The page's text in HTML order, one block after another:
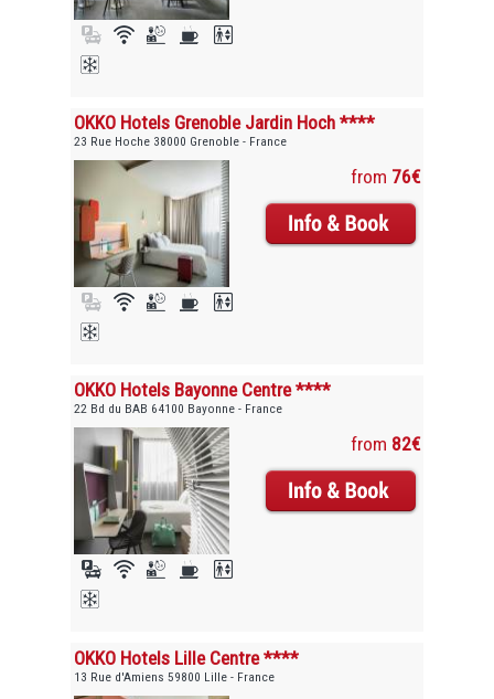
OKKO Hotels Grenoble Jardin Hoch ****
23 Rue Hoche 38000 Grenoble - France
from 76€
OKKO Hotels Bayonne Centre ****
22 Bd du BAB 64100 Bayonne - France
from 82€
OKKO Hotels Lille Centre ****
13 Rue d'Amiens 59800 Lille - France